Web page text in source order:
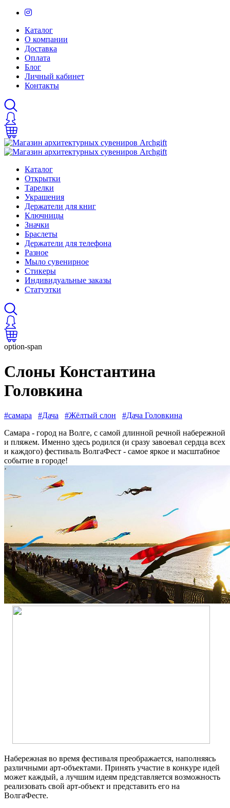
Каталог
О компании
Доставка
Оплата
Блог
Личный кабинет
Контакты
Каталог
Открытки
Тарелки
Украшения
Держатели для книг
Ключницы
Значки
Браслеты
Держатели для телефона
Разное
Мыло сувенирное
Стикеры
Индивидуальные заказы
Статуэтки
option-span
Слоны Константина
Головкина
#самара #Дача #Жёлтый слон
#Дача Головкина
Самара - город на Волге, с самой длинной речной набережной
и пляжем. Именно здесь родился (и сразу завоевал сердца всех
и каждого) фестиваль ВолгаФест - самое яркое и масштабное
событие в городе!
Набережная во время фестиваля преображается, наполняясь
различными арт-объектами. Принять участие в конкуре идей
может каждый, а лучшим идеям представляется возможность
реализовать свой арт-объект и представить его на
ВолгаФесте.